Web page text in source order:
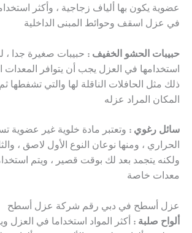
عضوية يكون بها ألياف زجاجية ، وأكثر
في عزل اسقف وحوائط المبنى الداخلية
حبيبات الحشو الخفيف : حبيبات صغيرة جدا ،
استخدامها في العزل يجب أن يتوافر
ذلك مثل الحافلات الناقلة لها والتي تشفطها
المكان المراد عزله
سائل رغوي : وتعتبر مادة خلوية غير عضوية
الحراري ، ومنها نوعان النوع الأول لاصق ،
ولكنه يتجمد بعد لك بوقت قصير ، ويتم
معدات خاصة
عزل أسطح في دبي رقم شركة عزل أسطح
ألواح صلبة : أكثر المواد استخداما في العزل